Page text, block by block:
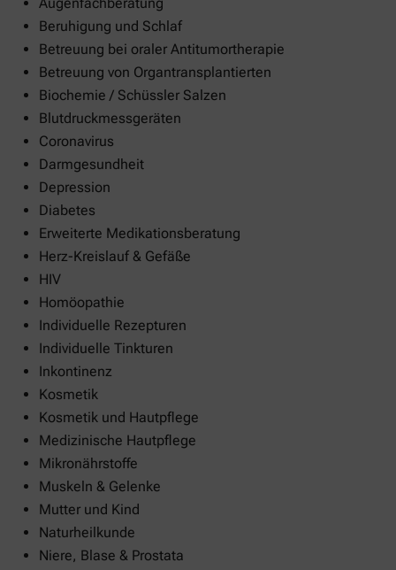
Beruhigung und Schlaf
Betreuung bei oraler Antitumortherapie
Betreuung von Organtransplantierten
Biochemie / Schüssler Salzen
Blutdruckmessgeräten
Coronavirus
Darmgesundheit
Depression
Diabetes
Erweiterte Medikationsberatung
Herz-Kreislauf & Gefäße
HIV
Homöopathie
Individuelle Rezepturen
Individuelle Tinkturen
Inkontinenz
Kosmetik
Kosmetik und Hautpflege
Medizinische Hautpflege
Mikronährstoffe
Muskeln & Gelenke
Mutter und Kind
Naturheilkunde
Niere, Blase & Prostata